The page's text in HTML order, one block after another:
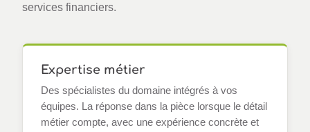
services financiers.
Expertise métier
Des spécialistes du domaine intégrés à vos
équipes. La réponse dans la pièce lorsque le détail
métier compte, avec une expérience concrète et